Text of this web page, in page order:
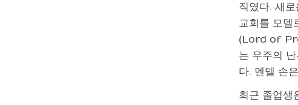
직였다. 새
교회를 모델
(Lord of
는 우주의
다. 멘델 손
최근 졸업생